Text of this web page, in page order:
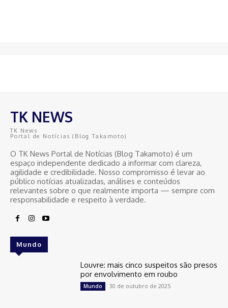
TK NEWS
TK News
Portal de Notícias (Blog Takamoto)
O TK News Portal de Notícias (Blog Takamoto) é um
espaço independente dedicado a informar com clareza,
agilidade e credibilidade. Nosso compromisso é levar ao
público notícias atualizadas, análises e conteúdos
relevantes sobre o que realmente importa — sempre com
responsabilidade e respeito à verdade.
Mundo
Louvre: mais cinco suspeitos são presos
por envolvimento em roubo
Mundo 30 de outubro de 2025